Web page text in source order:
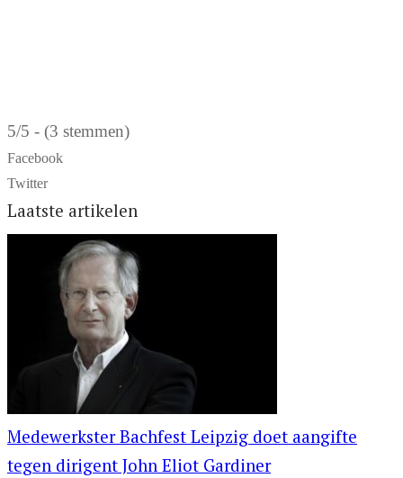
5/5 - (3 stemmen)
Facebook
Twitter
Laatste artikelen
Medewerkster Bachfest Leipzig doet aangifte
tegen dirigent John Eliot Gardiner